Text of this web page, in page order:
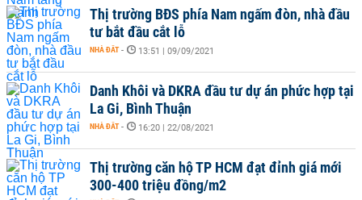
Thị trường BĐS phía Nam ngấm đòn, nhà đầu
tư bắt đầu cắt lỗ
NHÀ ĐẤT - 13:51 | 09/09/2021
Danh Khôi và DKRA đầu tư dự án phức hợp tại
La Gi, Bình Thuận
NHÀ ĐẤT - 16:20 | 22/08/2021
Thị trường căn hộ TP HCM đạt đỉnh giá mới
300-400 triệu đồng/m2